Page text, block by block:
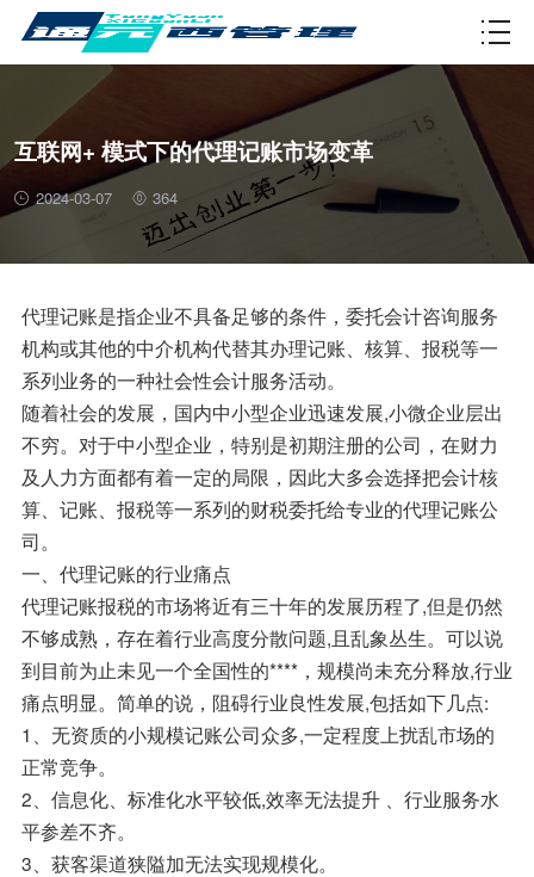
资质许可
互联网+ 模式下的代理记账市场变革
2024-03-07 364
代理记账是指企业不具备足够的条件，委托会计咨询服务
机构或其他的中介机构代替其办理记账、核算、报税等一
系列业务的一种社会性会计服务活动。
随着社会的发展，国内中小型企业迅速发展,小微企业层出
不穷。对于中小型企业，特别是初期注册的公司，在财力
及人力方面都有着一定的局限，因此大多会选择把会计核
算、记账、报税等一系列的财税委托给专业的代理记账公
司。
一、代理记账的行业痛点
代理记账报税的市场将近有三十年的发展历程了,但是仍然
不够成熟，存在着行业高度分散问题,且乱象丛生。可以说
到目前为止未见一个全国性的****，规模尚未充分释放,行业
痛点明显。简单的说，阻碍行业良性发展,包括如下几点:
1、无资质的小规模记账公司众多,一定程度上扰乱市场的
正常竞争。
2、信息化、标准化水平较低,效率无法提升 、行业服务水
平参差不齐。
3、获客渠道狭隘加无法实现规模化。